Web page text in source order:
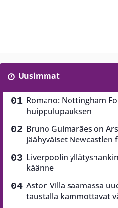
Uusimmat
Romano: Nottingham
huippulupauksen
Bruno Guimarães on
jäähyväiset Newcastlen
Liverpoolin
käänne
Aston Villa saamassa
taustalla kammottavat